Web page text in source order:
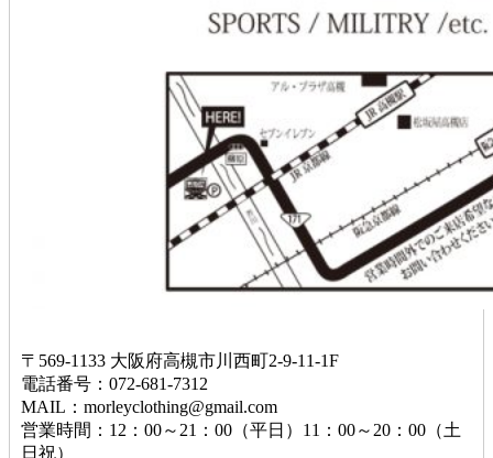
〒569-1133 大阪府高槻市川西町2-9-11-1F
電話番号：072-681-7312
MAIL：morleyclothing@gmail.com
営業時間：12：00～21：00（平日）11：00～20：00（土
日祝）